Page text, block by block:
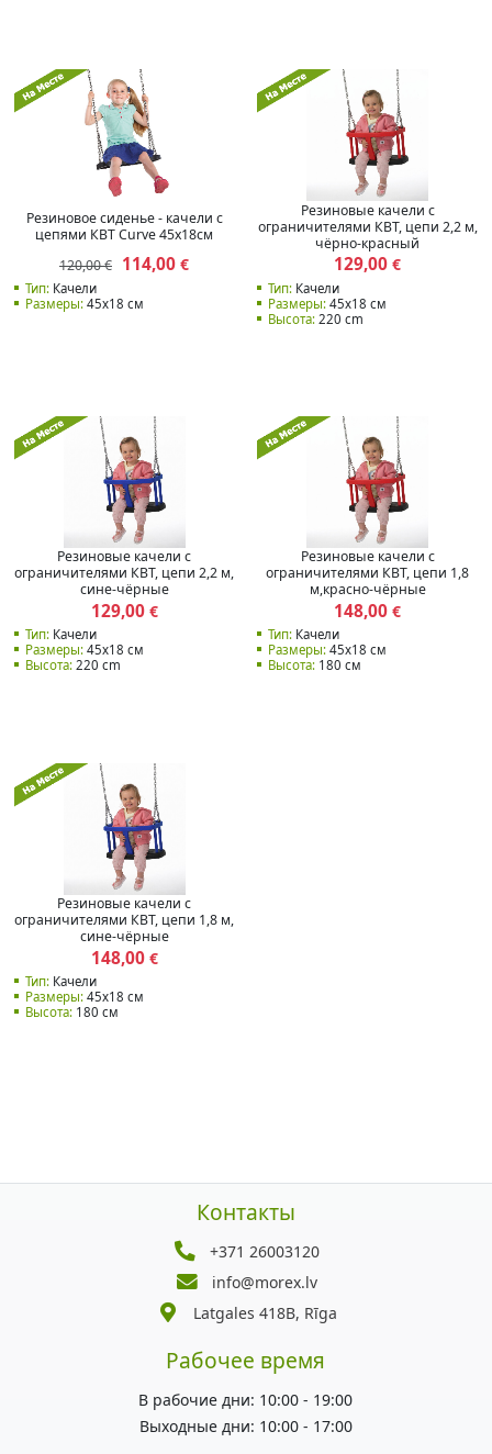
Резиновое сиденье - качели с
цепями КВТ Curve 45x18см
120,00 € 114,00 €
Тип:Качели
Размеры:45x18 см
Резиновые качели с
ограничителями КВТ, цепи 2,2 м,
чёрно-красный
129,00 €
Тип: Качели
Размеры: 45x18 см
Высота: 220 cm
Резиновые качели с
ограничителями КВТ, цепи 2,2 м,
сине-чёрные
129,00€
Тип:Качели
Размеры:45x18 см
Высота:220 cm
Резиновые качели с
ограничителями КВТ, цепи 1,8
м,красно-чёрные
148,00 €
Тип: Качели
Размеры: 45x18 см
Высота: 180 см
Резиновые качели с
ограничителями КВТ, цепи 1,8 м,
сине-чёрные
148,00€
Тип:Качели
Размеры:45x18 см
Высота:180 см
Контакты
+371 26003120
info@morex.lv
Latgales 418B, Rīga
Рабочее время
В рабочие дни: 10:00 - 19:00
Выходные дни: 10:00 - 17:00